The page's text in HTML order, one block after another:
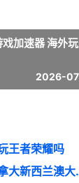
加速器 海外
2026-
王者荣耀吗
加拿大、新西